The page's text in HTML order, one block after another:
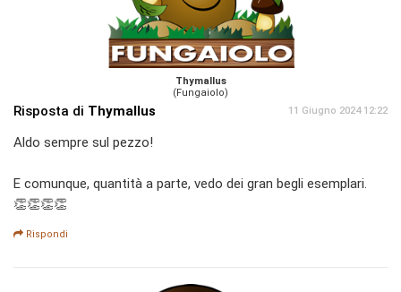
Thymallus
(Fungaiolo)
Risposta di Thymallus 11 Giugno 2024 12:22
Aldo sempre sul pezzo!
E comunque, quantità a parte, vedo dei gran begli esemplari.
👏👏👏👏
Rispondi